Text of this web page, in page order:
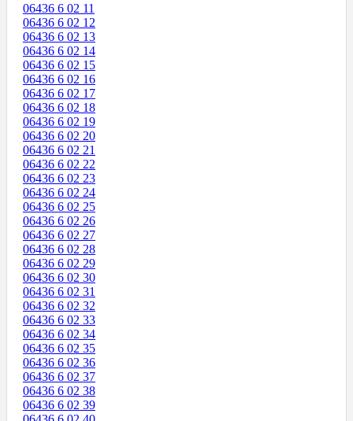
06436 6 02 11
06436 6 02 12
06436 6 02 13
06436 6 02 14
06436 6 02 15
06436 6 02 16
06436 6 02 17
06436 6 02 18
06436 6 02 19
06436 6 02 20
06436 6 02 21
06436 6 02 22
06436 6 02 23
06436 6 02 24
06436 6 02 25
06436 6 02 26
06436 6 02 27
06436 6 02 28
06436 6 02 29
06436 6 02 30
06436 6 02 31
06436 6 02 32
06436 6 02 33
06436 6 02 34
06436 6 02 35
06436 6 02 36
06436 6 02 37
06436 6 02 38
06436 6 02 39